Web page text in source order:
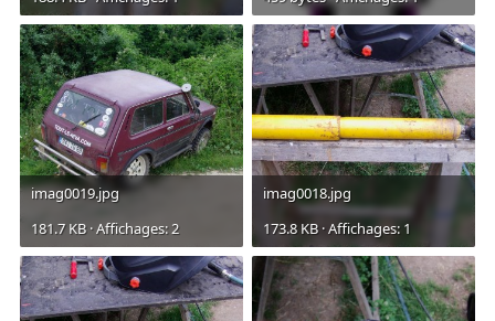
imag0019.jpg
181.7 KB · Affichages: 2
imag0018.jpg
173.8 KB · Affichages: 1